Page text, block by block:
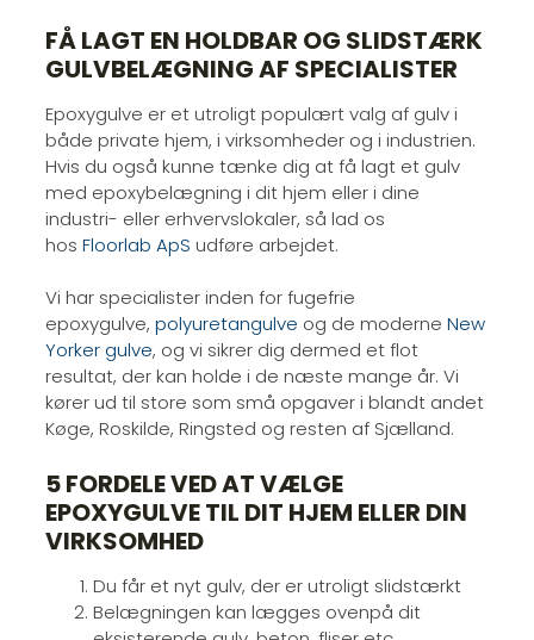
FÅ LAGT EN HOLDBAR OG SLIDSTÆRK
GULVBELÆGNING AF SPECIALISTER
Epoxygulve er et utroligt populært valg af gulv i
både private hjem, i virksomheder og i industrien.
Hvis du også kunne tænke dig at få lagt et gulv
med epoxybelægning i dit hjem eller i dine
industri- eller erhvervslokaler, så lad os
hos Floorlab ApS udføre arbejdet.
Vi har specialister inden for fugefrie
epoxygulve, polyuretangulve og de moderne New
Yorker gulve, og vi sikrer dig dermed et flot
resultat, der kan holde i de næste mange år. Vi
kører ud til store som små opgaver i blandt andet
Køge, Roskilde, Ringsted og resten af Sjælland.
5 FORDELE VED AT VÆLGE
EPOXYGULVE TIL DIT HJEM ELLER DIN
VIRKSOMHED
Du får et nyt gulv, der er utroligt slidstærkt
Belægningen kan lægges ovenpå dit